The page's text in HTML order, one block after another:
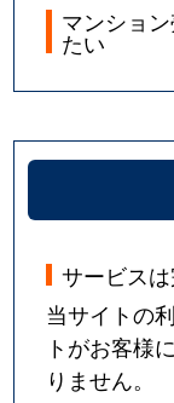
マンショ
たい
サービス
当サイトの
トがお客様
りません。